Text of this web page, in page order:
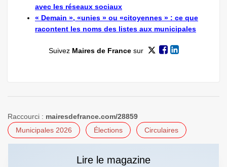
avec les réseaux sociaux
« Demain », «unies » ou «citoyennes » : ce que
racontent les noms des listes aux municipales
Suivez Maires de Francesur
Raccourci : mairesdefrance.com/28859
Municipales 2026
Élections Circulaires
Lire le magazine